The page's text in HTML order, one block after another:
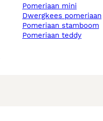
pomeriaan mini
dwergkees pomeriaan
pomeriaan stamboom
pomeriaan teddy